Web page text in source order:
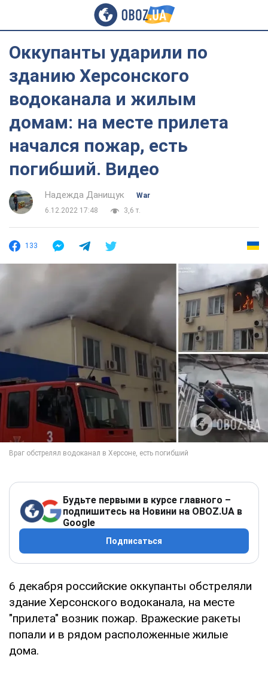
Оккупанты ударили по
зданию Херсонского
водоканала и жилым
домам: на месте прилета
начался пожар, есть
погибший. Видео
Надежда Данищук
War
6.12.2022 17:48
3,6 т.
133
Будьте первыми в курсе главного –
подпишитесь на Новини на OBOZ.UA в
Google
Подписаться
6 декабря российские оккупанты обстреляли
здание Херсонского водоканала, на месте
"прилета" возник пожар. Вражеские ракеты
попали и в рядом расположенные жилые
дома.